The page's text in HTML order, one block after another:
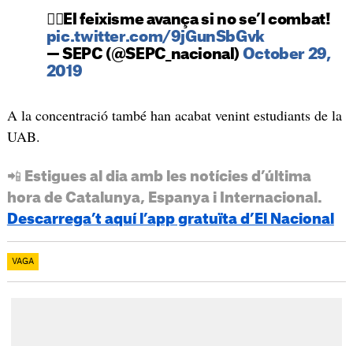
✊🏻El feixisme avança si no se’l combat!
pic.twitter.com/9jGunSbGvk
— SEPC (@SEPC_nacional) October 29,
2019
A la concentració també han acabat venint estudiants de la
UAB.
📲 Estigues al dia amb les notícies d’última
hora de Catalunya, Espanya i Internacional.
Descarrega’t aquí l’app gratuïta d’El Nacional
VAGA